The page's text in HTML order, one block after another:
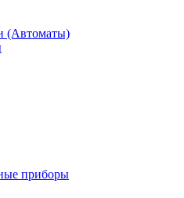
(Автоматы)
приборы